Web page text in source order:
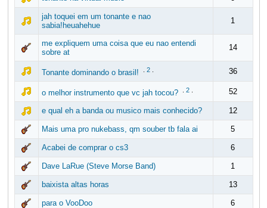
jah toquei em um tonante e nao
sabia!heuahehue
1
me expliquem uma coisa que eu nao entendi
sobre at
14
Tonante dominando o brasil! 2. 36
o melhor instrumento que vc jah tocou? 2. 52
e qual eh a banda ou musico mais conhecido? 12
Mais uma pro nukebass, qm souber tb fala ai 5
Acabei de comprar o cs3 6
Dave LaRue (Steve Morse Band) 1
baixista altas horas 13
para o VooDoo 6